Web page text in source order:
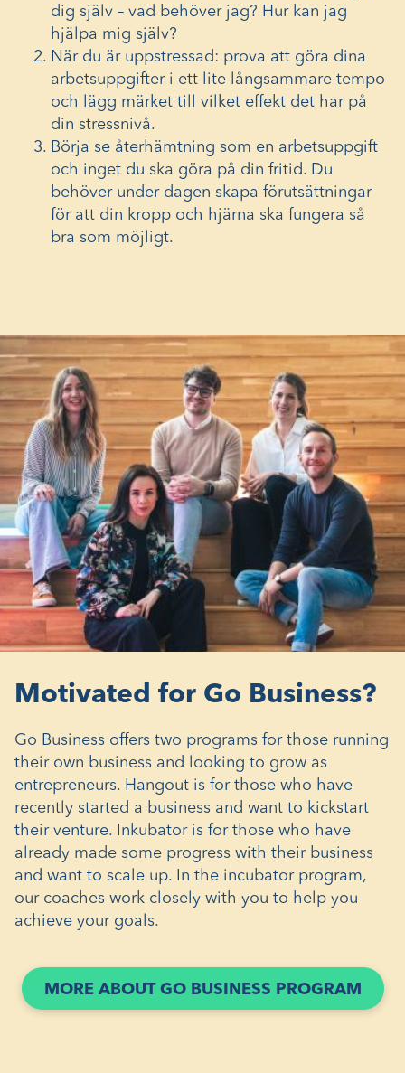
dig själv – vad behöver jag? Hur kan jag
hjälpa mig själv?
När du är uppstressad: prova att göra dina
arbetsuppgifter i ett lite långsammare tempo
och lägg märket till vilket effekt det har på
din stressnivå.
Börja se återhämtning som en arbetsuppgift
och inget du ska göra på din fritid. Du
behöver under dagen skapa förutsättningar
för att din kropp och hjärna ska fungera så
bra som möjligt.
Motivated for Go Business?
Go Business offers two programs for those running
their own business and looking to grow as
entrepreneurs. Hangout is for those who have
recently started a business and want to kickstart
their venture. Inkubator is for those who have
already made some progress with their business
and want to scale up. In the incubator program,
our coaches work closely with you to help you
achieve your goals.
MORE ABOUT GO BUSINESS PROGRAM
I